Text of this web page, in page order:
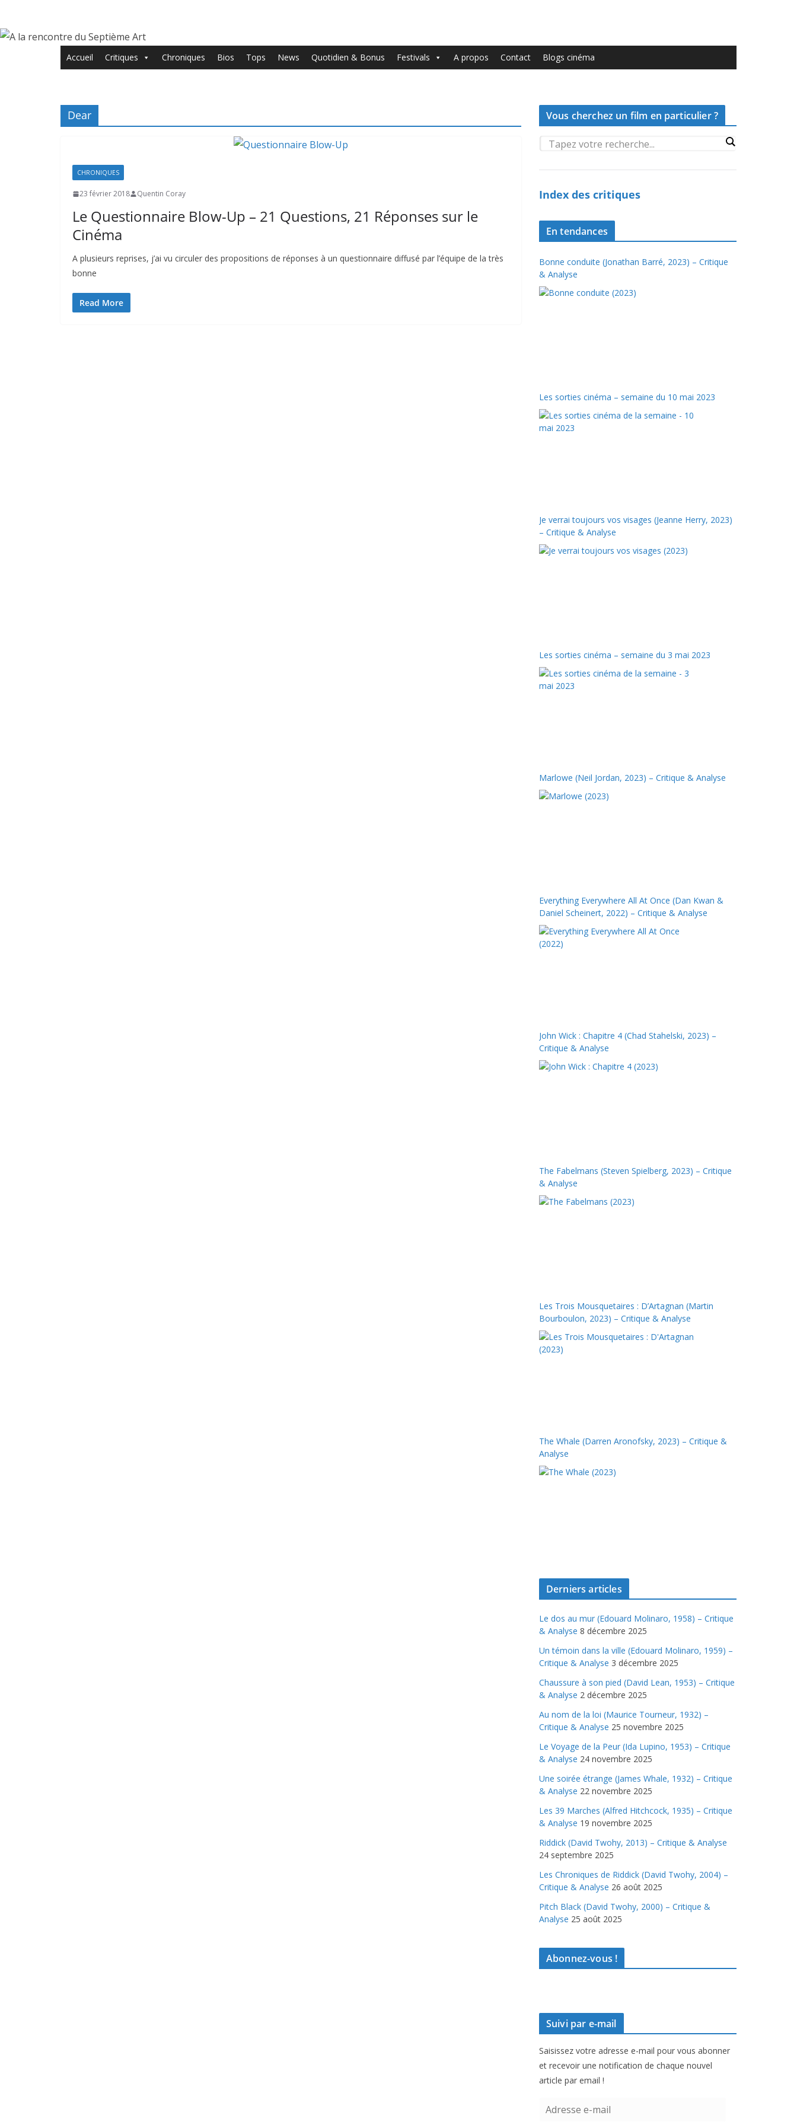
contenu
Accueil Critiques Chroniques Bios Tops News Quotidien & Bonus Festivals A propos Contact Blogs cinéma
Dear
CHRONIQUES
23 février 2018 Quentin Coray
Le Questionnaire Blow-Up – 21 Questions, 21 Réponses sur le
Cinéma
A plusieurs reprises, j’ai vu circuler des propositions de réponses à un questionnaire diffusé par l’équipe de la très
bonne
Read More
Vous cherchez un film en particulier ?
Index des critiques
En tendances
Bonne conduite (Jonathan Barré, 2023) – Critique
& Analyse
Les sorties cinéma – semaine du 10 mai 2023
Je verrai toujours vos visages (Jeanne Herry, 2023)
– Critique & Analyse
Les sorties cinéma – semaine du 3 mai 2023
Marlowe (Neil Jordan, 2023) – Critique & Analyse
Everything Everywhere All At Once (Dan Kwan &
Daniel Scheinert, 2022) – Critique & Analyse
John Wick : Chapitre 4 (Chad Stahelski, 2023) –
Critique & Analyse
The Fabelmans (Steven Spielberg, 2023) – Critique
& Analyse
Les Trois Mousquetaires : D’Artagnan (Martin
Bourboulon, 2023) – Critique & Analyse
The Whale (Darren Aronofsky, 2023) – Critique &
Analyse
Derniers articles
Le dos au mur (Edouard Molinaro, 1958) – Critique
& Analyse 8 décembre 2025
Un témoin dans la ville (Edouard Molinaro, 1959) –
Critique & Analyse 3 décembre 2025
Chaussure à son pied (David Lean, 1953) – Critique
& Analyse 2 décembre 2025
Au nom de la loi (Maurice Tourneur, 1932) –
Critique & Analyse 25 novembre 2025
Le Voyage de la Peur (Ida Lupino, 1953) – Critique
& Analyse 24 novembre 2025
Une soirée étrange (James Whale, 1932) – Critique
& Analyse 22 novembre 2025
Les 39 Marches (Alfred Hitchcock, 1935) – Critique
& Analyse 19 novembre 2025
Riddick (David Twohy, 2013) – Critique & Analyse
24 septembre 2025
Les Chroniques de Riddick (David Twohy, 2004) –
Critique & Analyse 26 août 2025
Pitch Black (David Twohy, 2000) – Critique &
Analyse 25 août 2025
Abonnez-vous !
Suivi par e-mail
Saisissez votre adresse e-mail pour vous abonner
et recevoir une notification de chaque nouvel
article par email !